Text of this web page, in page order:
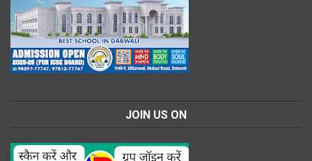
JOIN US ON